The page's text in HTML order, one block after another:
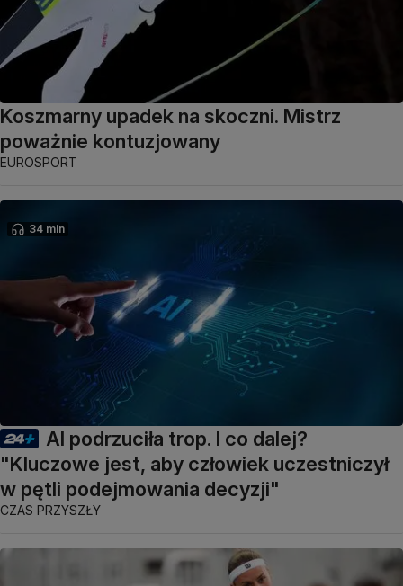
Koszmarny upadek na skoczni. Mistrz
poważnie kontuzjowany
EUROSPORT
34 min
AI podrzuciła trop. I co dalej?
"Kluczowe jest, aby człowiek uczestniczył
w pętli podejmowania decyzji"
CZAS PRZYSZŁY